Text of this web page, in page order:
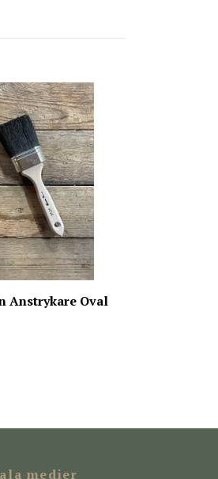
Anstrykare Oval
medier